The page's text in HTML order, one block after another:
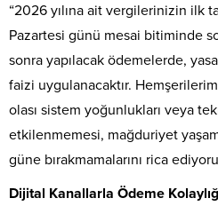
“2026 yılına ait vergilerinizin ilk
Pazartesi günü mesai bitiminde
sonra yapılacak ödemelerde,
faizi uygulanacaktır.
olası sistem yoğunlukları veya
etkilenmemesi, mağduriyet
güne bırakmamalarını rica
Dijital Kanallarla Ödeme